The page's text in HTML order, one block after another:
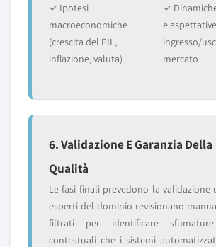
✓ Ipotesi
macroeconomiche
(crescita del PIL,
inflazione, valuta)
✓
e
ingresso/
mercato
6. Validazione E Garanzia Della
Qualità
Le fasi finali prevedono la validazione
esperti del dominio revisionano
filtrati per identificare
contestuali che i sistemi